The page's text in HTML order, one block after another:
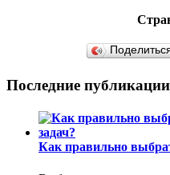
Последние
Как правильно